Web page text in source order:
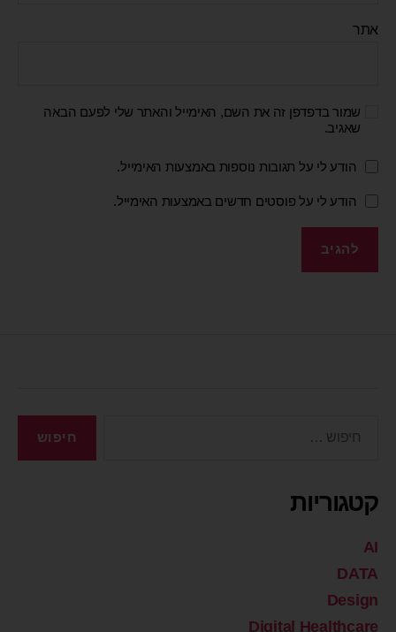
אתר
שמור בדפדפן זה את השם, האימייל והאתר שלי לפעם הבאה
שאגיב.
הודע לי על תגובות נוספות באמצעות האימייל.
הודע לי על פוסטים חדשים באמצעות האימייל.
קטגוריות
AI
DATA
Design
Digital Healthcare